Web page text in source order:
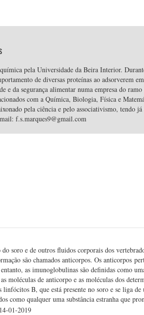
pela Universidade da Beira Interior.
de diversas proteínas ao adsorverem
e da segurança alimentar numa empresa do
com a Química, Biologia, Física e
pela ciência e pelo associativismo, tendo
f.s.marques9@gmail.com
soro e de outros fluidos corporais dos
são chamados anticorpos. Os anticorpos
as imunoglobulinas são definidas como
moléculas de anticorpo e as moléculas dos
B, que está presente no soro e se liga
como qualquer uma substância estranha que
14-01-2019